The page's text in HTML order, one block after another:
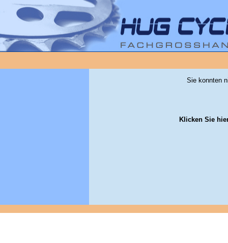
Sie konnten
Klicken Sie